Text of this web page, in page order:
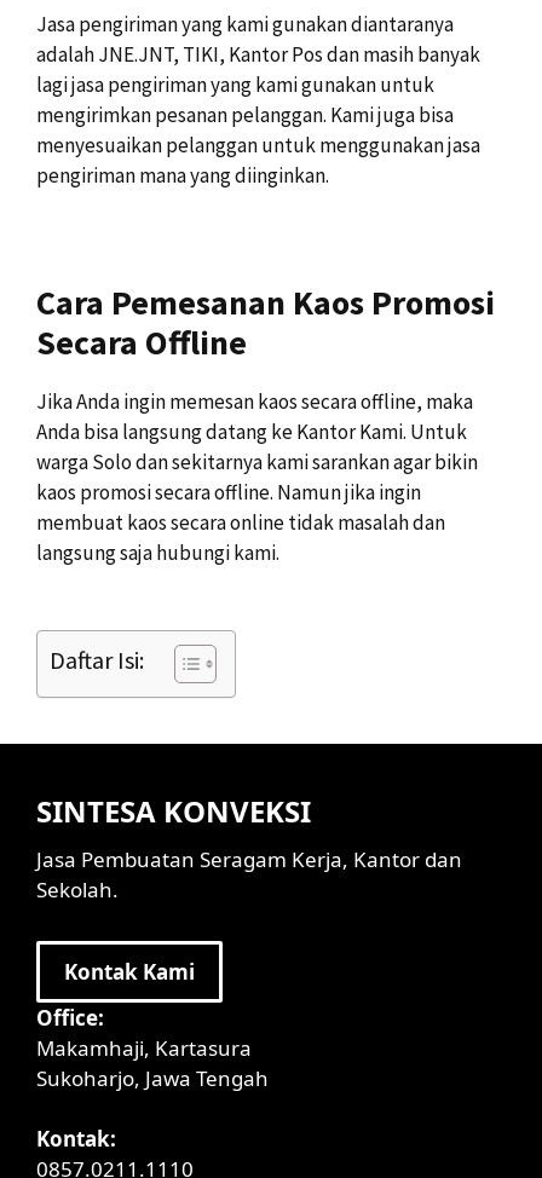
Jasa pengiriman yang kami gunakan diantaranya
adalah JNE.JNT, TIKI, Kantor Pos dan masih banyak
lagi jasa pengiriman yang kami gunakan untuk
mengirimkan pesanan pelanggan. Kami juga bisa
menyesuaikan pelanggan untuk menggunakan jasa
pengiriman mana yang diinginkan.
Cara Pemesanan Kaos Promosi
Secara Offline
Jika Anda ingin memesan kaos secara offline, maka
Anda bisa langsung datang ke Kantor Kami. Untuk
warga Solo dan sekitarnya kami sarankan agar bikin
kaos promosi secara offline. Namun jika ingin
membuat kaos secara online tidak masalah dan
langsung saja hubungi kami.
Daftar Isi:
SINTESA KONVEKSI
Jasa Pembuatan Seragam Kerja, Kantor dan
Sekolah.
Kontak Kami
Office:
Makamhaji, Kartasura
Sukoharjo, Jawa Tengah
Kontak:
0857.0211.1110